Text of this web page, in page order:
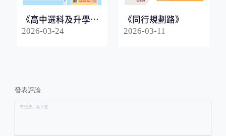
《高中選科及升學指
南2026》
2026-03-24
《同行規劃路》
2026-03-11
發表評論